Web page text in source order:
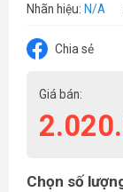
Nhãn hiệu: N/A
Chia sẻ
Giá bán:
Chọn số